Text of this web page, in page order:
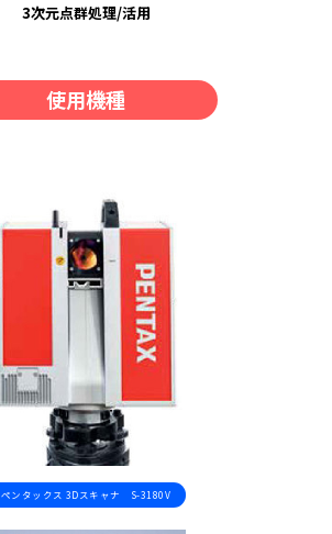
3次元点群処理/活用
使用機種
ペンタックス 3Dスキャナ S-3180V